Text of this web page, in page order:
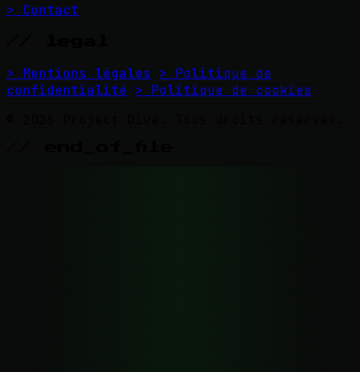
> Contact
> Mentions légales
> Politique de
confidentialité > Politique de cookies